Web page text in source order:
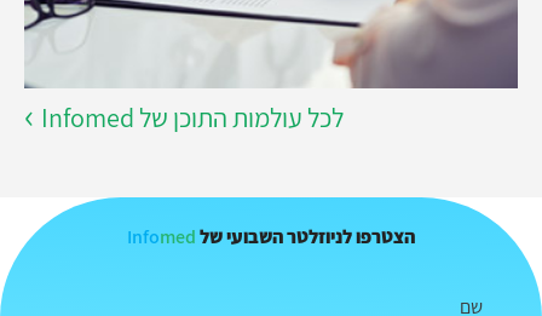
לכל עולמות התוכן של Infomed
הצטרפו לניוזלטר השבועי של Infomed
שם